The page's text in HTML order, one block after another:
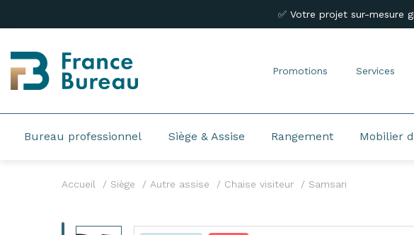
✅ Votre projet sur-mesure
Promotions Services
Bureau professionnel Siège & Assise Rangement Mobilier
Accueil Siège Autre assise Chaise visiteur Samsari